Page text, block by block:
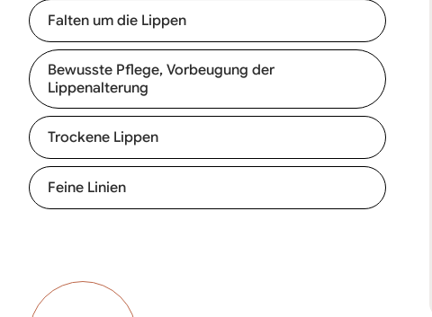
Falten um die Lippen
Bewusste Pflege, Vorbeugung der
Lippenalterung
Trockene Lippen
Feine Linien